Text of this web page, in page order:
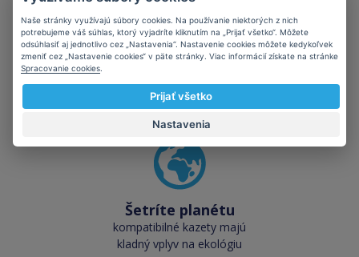
Skladom takmer
všetko
cez 50 000 skladových
zásob pre okamžitý odber
Šetríte planétu
kompatibilné kazety majú
kladný vplyv na ekológiu
Naše stránky využívajú súbory cookies. Na používanie niektorých z nich
potrebujeme váš súhlas, ktorý vyjadríte kliknutím na „Prijať všetko“. Môžete
odsúhlasiť aj jednotlivo cez „Nastavenia“. Nastavenie cookies môžete kedykoľvek
zmeniť cez „Nastavenie cookies“ v päte stránky. Viac informácií získate na stránke
Spracovanie cookies
Prijať všetko
Nastavenia